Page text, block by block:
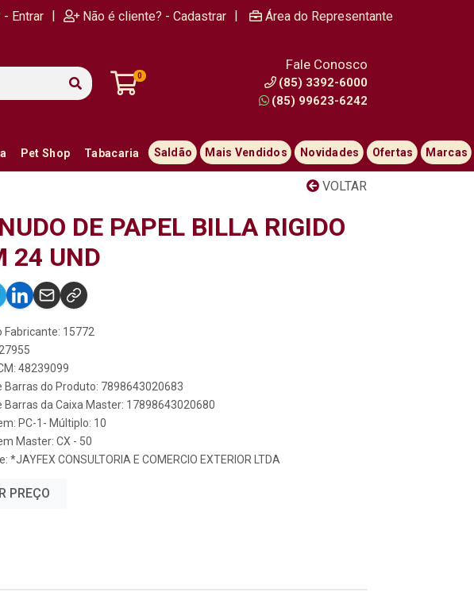
Entrar | Não é cliente? - Cadastrar | Área do Representante
0
Fale Conosco
(85) 3392-6000
(85) 99623-6242
Pet Shop Tabacaria Saldão Mais Vendidos Novidades Ofertas Marcas
VOLTAR
DE PAPEL BILLA RIGIDO
24 UND
Fabricante: 15772
48239099
Barras do Produto: 7898643020683
Barras da Caixa Master: 17898643020680
PC-1- Múltiplo: 10
Master: CX - 50
*JAYFEX CONSULTORIA E COMERCIO EXTERIOR LTDA
PREÇO